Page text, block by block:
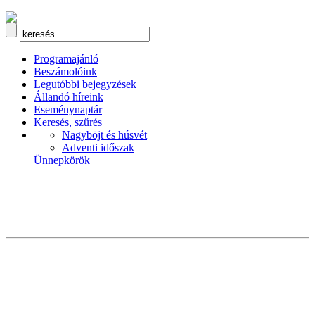
Programajánló
Beszámolóink
Legutóbbi bejegyzések
Állandó híreink
Eseménynaptár
Keresés, szűrés
Nagyböjt és húsvét
Adventi időszak
Ünnepkörök